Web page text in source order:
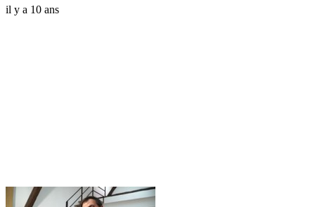
il y a 10 ans